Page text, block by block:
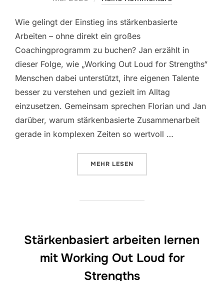
Wie gelingt der Einstieg ins stärkenbasierte
Arbeiten – ohne direkt ein großes
Coachingprogramm zu buchen? Jan erzählt in
dieser Folge, wie „Working Out Loud for Strengths“
Menschen dabei unterstützt, ihre eigenen Talente
besser zu verstehen und gezielt im Alltag
einzusetzen. Gemeinsam sprechen Florian und Jan
darüber, warum stärkenbasierte Zusammenarbeit
gerade in komplexen Zeiten so wertvoll …
MEHR ÜBER „393: STÄRKENBASIERT
LESEN
Stärkenbasiert arbeiten lernen
mit Working Out Loud for
Strengths